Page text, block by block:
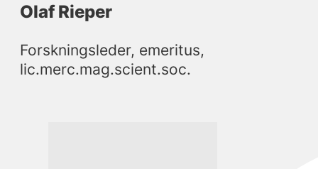
Olaf Rieper
Forskningsleder, emeritus,
lic.merc.mag.scient.soc.